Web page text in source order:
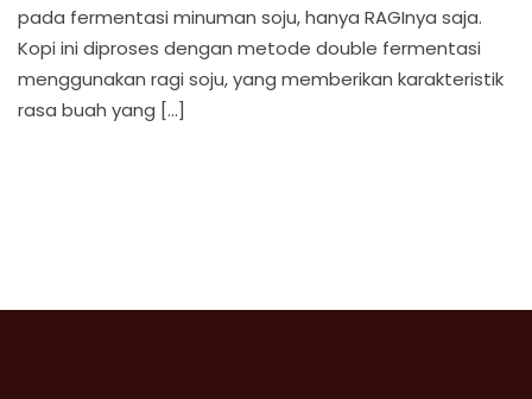
pada fermentasi minuman soju, hanya RAGInya saja.
Kopi ini diproses dengan metode double fermentasi
menggunakan ragi soju, yang memberikan karakteristik
rasa buah yang […]